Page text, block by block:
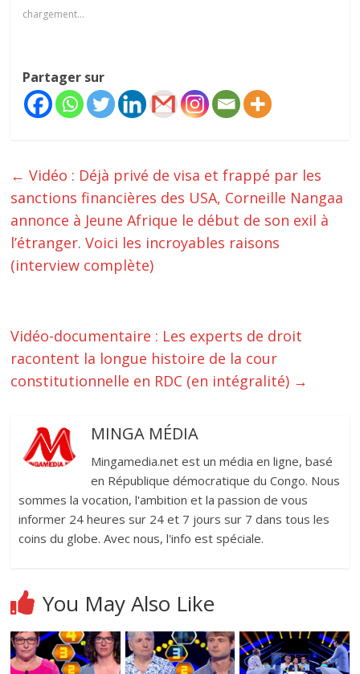
chargement…
Partager sur
← Vidéo : Déjà privé de visa et frappé par les
sanctions financières des USA, Corneille Nangaa
annonce à Jeune Afrique le début de son exil à
l’étranger. Voici les incroyables raisons
(interview complète)
Vidéo-documentaire : Les experts de droit
racontent la longue histoire de la cour
constitutionnelle en RDC (en intégralité) →
MINGA MÉDIA
Mingamedia.net est un média en ligne, basé
en République démocratique du Congo. Nous
sommes la vocation, l'ambition et la passion de vous
informer 24 heures sur 24 et 7 jours sur 7 dans tous les
coins du globe. Avec nous, l'info est spéciale.
You May Also Like